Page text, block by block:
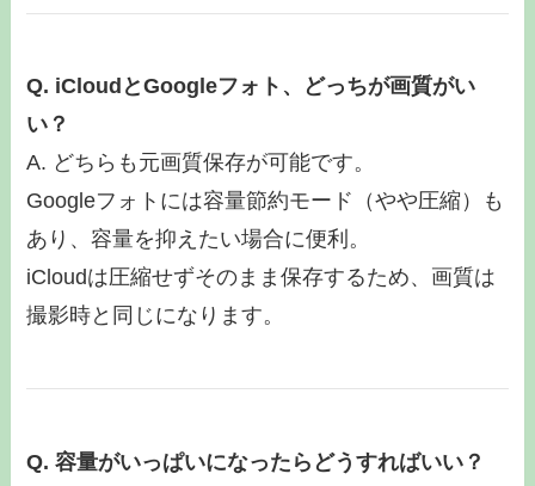
Q. iCloudとGoogleフォト、どっちが画質がい
い？
A. どちらも元画質保存が可能です。
Googleフォトには容量節約モード（やや圧縮）も
あり、容量を抑えたい場合に便利。
iCloudは圧縮せずそのまま保存するため、画質は
撮影時と同じになります。
Q. 容量がいっぱいになったらどうすればいい？